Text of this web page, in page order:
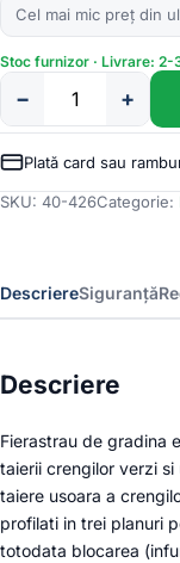
Cel mai mic preț din
Stoc furnizor · Livrare:
Cantitate
Fierastrau
de
extensibil
m,
brat
− +
Plată card sau
SKU: 40-426Categorie:
DescriereSiguranță
Descriere
Fierastrau de gradina
taierii crengilor verzi si
taiere usoara a
profilati in trei planuri
totodata blocarea